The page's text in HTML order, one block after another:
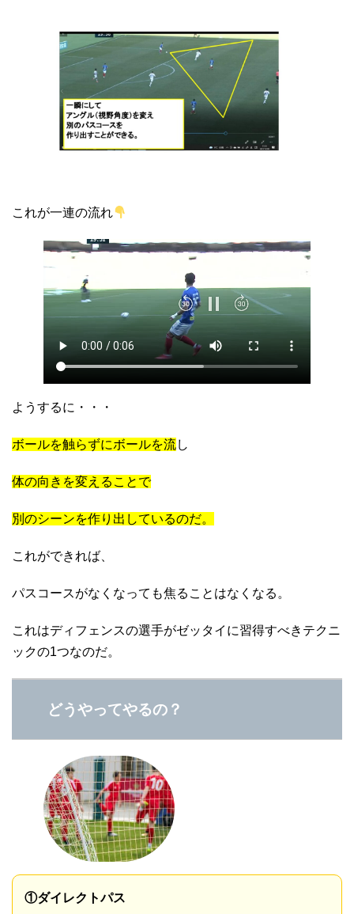
これが一連の流れ
ようするに・・・
ボールを触らずにボールを流し
体の向きを変えることで
別のシーンを作り出しているのだ。
これができれば、
パスコースがなくなっても焦ることはなくなる。
これはディフェンスの選手がゼッタイに習得すべきテクニ
ックの1つなのだ。
どうやってやるの？
①ダイレクトパス